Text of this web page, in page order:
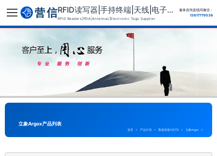
RFID读写器|手持终端|天线|电子标签供应商
RFID Readers|PDA|Antennas|Electronic Tags Supplier
服务咨询直线同微信：
13817779536
立象Argox产品列表
首页 > 产品介绍 > 数据采集与打印 > 立象Argox >